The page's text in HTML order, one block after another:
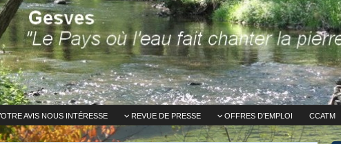
AVIS NOUS INTÉRESSE REVUE DE PRESSE OFFRES D’EMPLOI CCATM